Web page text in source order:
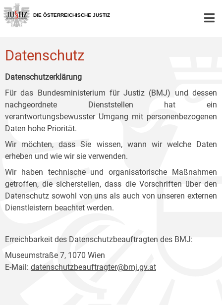
Zur
Hauptnavigation
[1]
Zum
Inhalt
[2]
Zum
Untermenü
[3]
DIE ÖSTERREICHISCHE JUSTIZ
Datenschutz
Datenschutzerklärung
Für das Bundesministerium für Justiz (BMJ) und dessen
nachgeordnete Dienststellen hat ein
verantwortungsbewusster Umgang mit personenbezogenen
Daten hohe Priorität.
Wir möchten, dass Sie wissen, wann wir welche Daten
erheben und wie wir sie verwenden.
Wir haben technische und organisatorische Maßnahmen
getroffen, die sicherstellen, dass die Vorschriften über den
Datenschutz sowohl von uns als auch von unseren externen
Dienstleistern beachtet werden.
Erreichbarkeit des Datenschutzbeauftragten des BMJ:
Museumstraße 7, 1070 Wien
E-Mail: datenschutzbeauftragter@bmj.gv.at